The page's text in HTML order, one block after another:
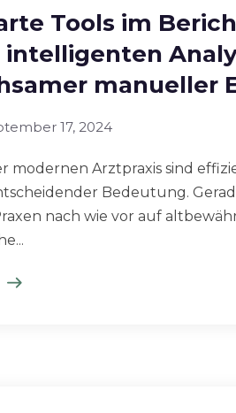
Tools im
intelligenten
manueller
17, 2024
modernen Arztpraxis sind
Bedeutung.
nach wie vor auf